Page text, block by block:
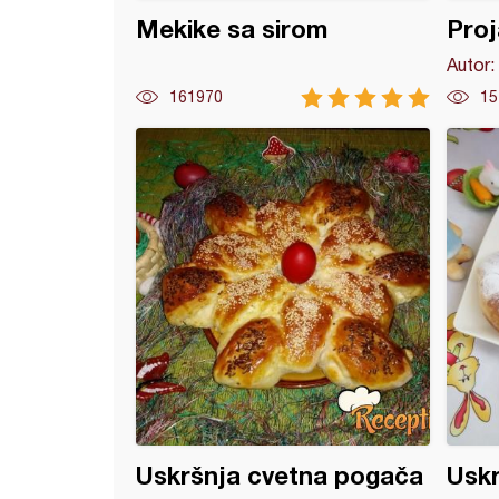
Mekike sa sirom
161970
Autor:
Uskršnja cvetna pogača